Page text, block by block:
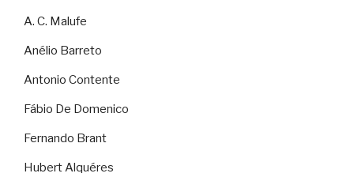
A. C. Malufe
Anélio Barreto
Antonio Contente
Fábio De Domenico
Fernando Brant
Hubert Alquéres